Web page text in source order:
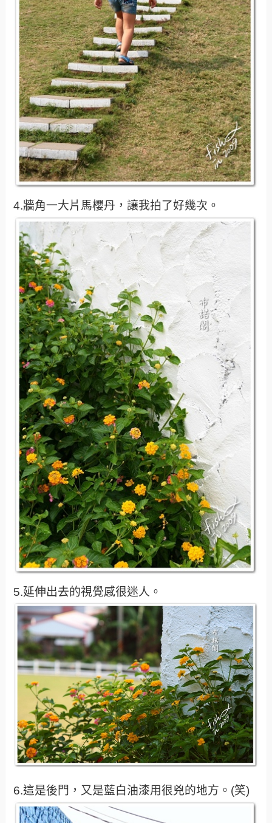
4.牆角一大片馬櫻丹，讓我拍了好幾次。
5.延伸出去的視覺感很迷人。
6.這是後門，又是藍白油漆用很兇的地方。(笑)